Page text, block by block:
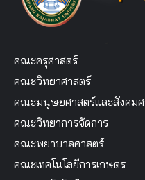
คณะครุศาสตร์
คณะวิทยาศาสตร์
คณะมนุษยศาสตร์และสังคมศ
คณะวิทยาการจัดการ
คณะพยาบาลศาสตร์
คณะเทคโนโลยีการเกษตร